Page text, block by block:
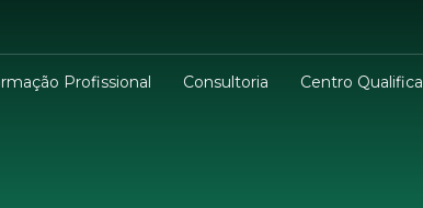
Profissional Consultoria
Centro Qualifica